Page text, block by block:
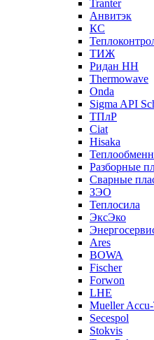
Tranter
Анвитэк
КС
ТИЖ
Ридан НН
Thermowave
Onda
Sigma API
ТПлР
Ciat
Hisaka
Разборные
Сварные
ЗЭО
Теплосила
ЭксЭко
Ares
BOWA
Fischer
Forwon
LHE
Mueller
Secespol
Stokvis